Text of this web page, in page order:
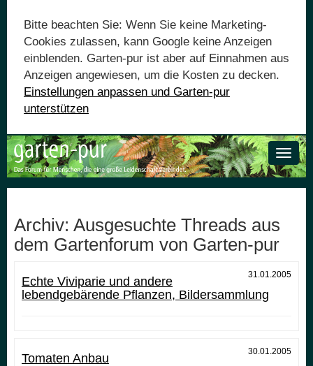
Bitte beachten Sie: Wenn Sie keine Marketing-
Cookies zulassen, kann Google keine Anzeigen
einblenden. Garten-pur ist aber auf Einnahmen aus
Anzeigen angewiesen, um die Kosten zu decken.
Einstellungen anpassen und Garten-pur
unterstützen
Toggle
Archiv: Ausgesuchte Threads aus
dem Gartenforum von Garten-pur
31.01.2005
Echte Viviparie und andere
lebendgebärende Pflanzen, Bildersammlung
30.01.2005
Tomaten Anbau